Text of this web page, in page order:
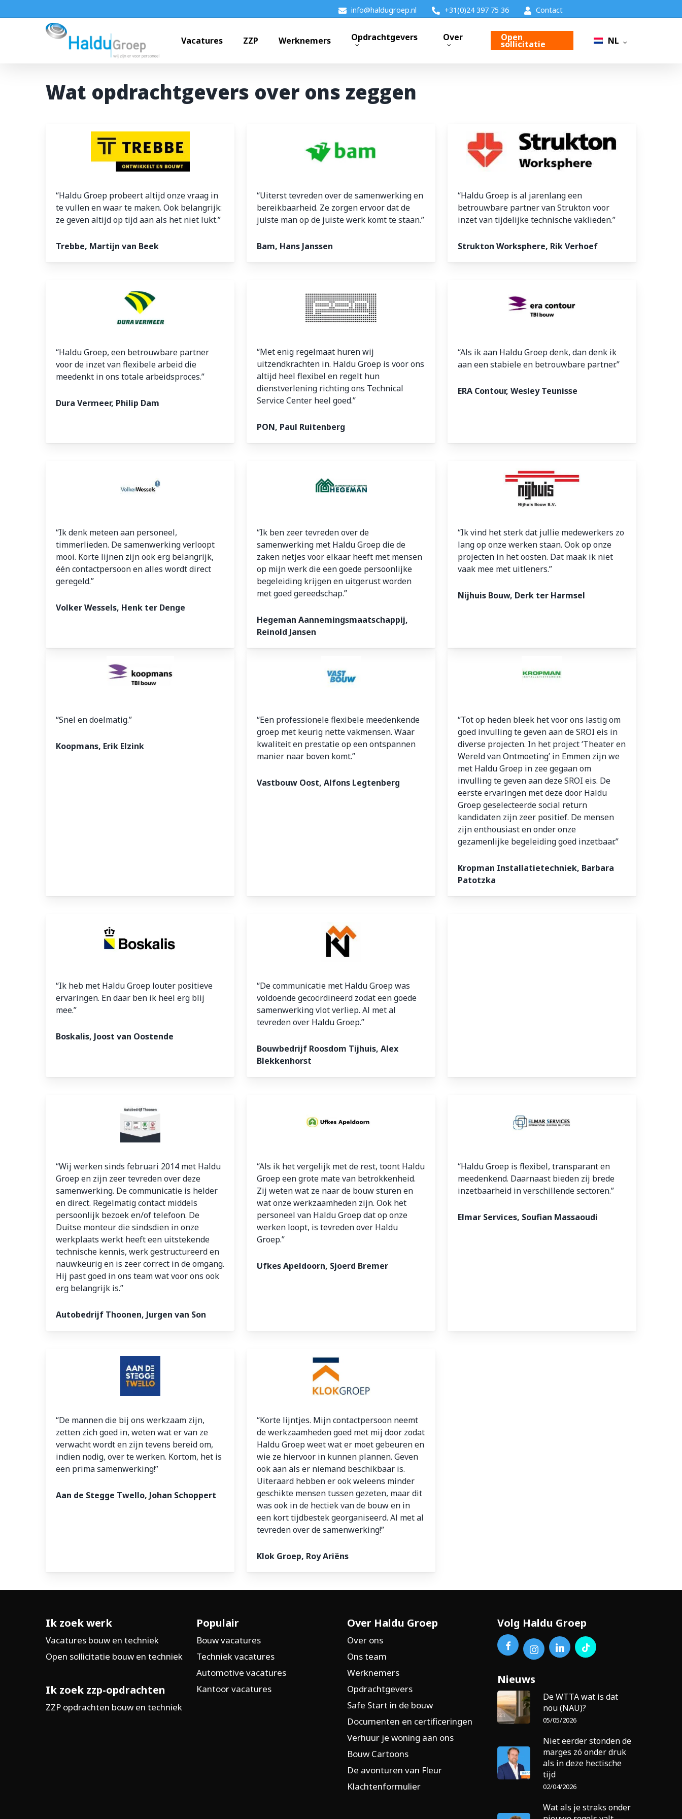
to
info@haldugroep.nl +31(0)24 397 75 36 Contact
Vacatures ZZP Werknemers Opdrachtgevers Over Open
sollicitatie NL
Wat opdrachtgevers over ons zeggen
“Haldu Groep probeert altijd onze vraag in
te vullen en waar te maken. Ook belangrijk:
ze geven altijd op tijd aan als het niet lukt.”
Trebbe, Martijn van Beek
“Uiterst tevreden over de samenwerking en
bereikbaarheid. Ze zorgen ervoor dat de
juiste man op de juiste werk komt te staan.”
Bam, Hans Janssen
“Haldu Groep is al jarenlang een
betrouwbare partner van Strukton voor
inzet van tijdelijke technische vaklieden.”
Strukton Worksphere, Rik Verhoef
“Haldu Groep, een betrouwbare partner
voor de inzet van flexibele arbeid die
meedenkt in ons totale arbeidsproces.”
Dura Vermeer, Philip Dam
“Met enig regelmaat huren wij
uitzendkrachten in. Haldu Groep is voor ons
altijd heel flexibel en regelt hun
dienstverlening richting ons Technical
Service Center heel goed.”
PON, Paul Ruitenberg
“Als ik aan Haldu Groep denk, dan denk ik
aan een stabiele en betrouwbare partner.”
ERA Contour, Wesley Teunisse
“Ik denk meteen aan personeel,
timmerlieden. De samenwerking verloopt
mooi. Korte lijnen zijn ook erg belangrijk,
één contactpersoon en alles wordt direct
geregeld.”
Volker Wessels, Henk ter Denge
“Ik ben zeer tevreden over de
samenwerking met Haldu Groep die de
zaken netjes voor elkaar heeft met mensen
op mijn werk die een goede persoonlijke
begeleiding krijgen en uitgerust worden
met goed gereedschap.”
Hegeman Aannemingsmaatschappij,
Reinold Jansen
“Ik vind het sterk dat jullie medewerkers zo
lang op onze werken staan. Ook op onze
projecten in het oosten. Dat maak ik niet
vaak mee met uitleners.”
Nijhuis Bouw, Derk ter Harmsel
“Snel en doelmatig.”
Koopmans, Erik Elzink
“Een professionele flexibele meedenkende
groep met keurig nette vakmensen. Waar
kwaliteit en prestatie op een ontspannen
manier naar boven komt.”
Vastbouw Oost, Alfons Legtenberg
“Tot op heden bleek het voor ons lastig om
goed invulling te geven aan de SROI eis in
diverse projecten. In het project ‘Theater en
Wereld van Ontmoeting’ in Emmen zijn we
met Haldu Groep in zee gegaan om
invulling te geven aan deze SROI eis. De
eerste ervaringen met deze door Haldu
Groep geselecteerde social return
kandidaten zijn zeer positief. De mensen
zijn enthousiast en onder onze
gezamenlijke begeleiding goed inzetbaar.”
Kropman Installatietechniek, Barbara
Patotzka
“Ik heb met Haldu Groep louter positieve
ervaringen. En daar ben ik heel erg blij
mee.”
Boskalis, Joost van Oostende
“De communicatie met Haldu Groep was
voldoende gecoördineerd zodat een goede
samenwerking vlot verliep. Al met al
tevreden over Haldu Groep.”
Bouwbedrijf Roosdom Tijhuis, Alex
Blekkenhorst
“Wij werken sinds februari 2014 met Haldu
Groep en zijn zeer tevreden over deze
samenwerking. De communicatie is helder
en direct. Regelmatig contact middels
persoonlijk bezoek en/of telefoon. De
Duitse monteur die sindsdien in onze
werkplaats werkt heeft een uitstekende
technische kennis, werk gestructureerd en
nauwkeurig en is zeer correct in de omgang.
Hij past goed in ons team wat voor ons ook
erg belangrijk is.”
Autobedrijf Thoonen, Jurgen van Son
“Als ik het vergelijk met de rest, toont Haldu
Groep een grote mate van betrokkenheid.
Zij weten wat ze naar de bouw sturen en
wat onze werkzaamheden zijn. Ook het
personeel van Haldu Groep dat op onze
werken loopt, is tevreden over Haldu
Groep.”
Ufkes Apeldoorn, Sjoerd Bremer
“Haldu Groep is flexibel, transparant en
meedenkend. Daarnaast bieden zij brede
inzetbaarheid in verschillende sectoren.”
Elmar Services, Soufian Massaoudi
“De mannen die bij ons werkzaam zijn,
zetten zich goed in, weten wat er van ze
verwacht wordt en zijn tevens bereid om,
indien nodig, over te werken. Kortom, het is
een prima samenwerking!”
Aan de Stegge Twello, Johan Schoppert
“Korte lijntjes. Mijn contactpersoon neemt
de werkzaamheden goed met mij door zodat
Haldu Groep weet wat er moet gebeuren en
wie ze hiervoor in kunnen plannen. Geven
ook aan als er niemand beschikbaar is.
Uiteraard hebben er ook weleens minder
geschikte mensen tussen gezeten, maar dit
was ook in de hectiek van de bouw en in
een kort tijdbestek georganiseerd. Al met al
tevreden over de samenwerking!”
Klok Groep, Roy Ariëns
Ik zoek werk
Vacatures bouw en techniek
Open sollicitatie bouw en techniek
Ik zoek zzp-opdrachten
ZZP opdrachten bouw en techniek
Populair
Bouw vacatures
Techniek vacatures
Automotive vacatures
Kantoor vacatures
Over Haldu Groep
Over ons
Ons team
Werknemers
Opdrachtgevers
Safe Start in de bouw
Documenten en certificeringen
Verhuur je woning aan ons
Bouw Cartoons
De avonturen van Fleur
Klachtenformulier
Volg Haldu Groep
Nieuws
De WTTA wat is dat
nou (NAU)?
05/05/2026
Niet eerder stonden de
marges zó onder druk
als in deze hectische
tijd
02/04/2026
Wat als je straks onder
Hoi, ik ben Max
Ik help je graag op weg. Waar ben je naar op zoek?
Techniek vacatures
Automotive vacatures Werken bij Haldu
ZZP-opdrachten Vakmensen nodig?